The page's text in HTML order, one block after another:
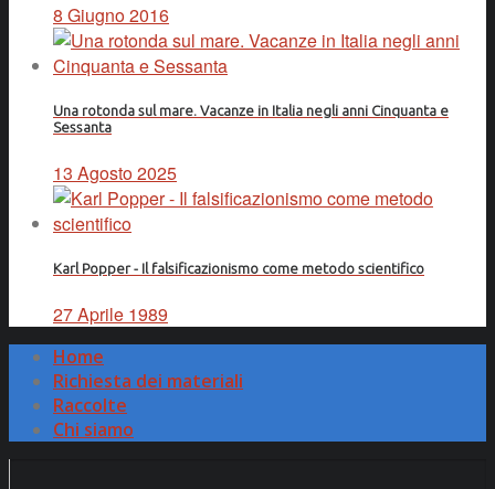
8 Giugno 2016
Una rotonda sul mare. Vacanze in Italia negli anni Cinquanta e
Sessanta
13 Agosto 2025
Karl Popper - Il falsificazionismo come metodo scientifico
27 Aprile 1989
Home
Richiesta dei materiali
Raccolte
Chi siamo